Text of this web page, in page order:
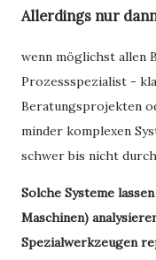
Allerdings nur
wenn möglichst allen
Prozessspezialist -
Beratungsprojekten
minder komplexen
schwer bis nicht
Solche Systeme
Maschinen)
Spezialwerkzeugen